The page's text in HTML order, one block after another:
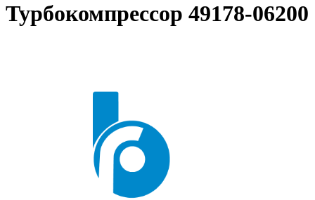
Турбокомпрессор 49178-06200